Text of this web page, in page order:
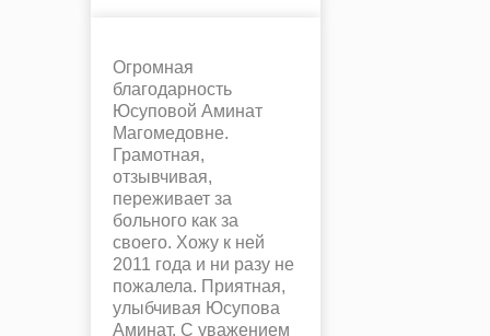
Огромная
благодарность
Юсуповой Аминат
Магомедовне.
Грамотная,
отзывчивая,
переживает за
больного как за
своего. Хожу к ней
2011 года и ни разу не
пожалела. Приятная,
улыбчивая Юсупова
Аминат. С уважением